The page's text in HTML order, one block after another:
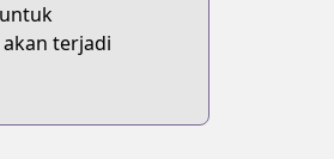
terjadi